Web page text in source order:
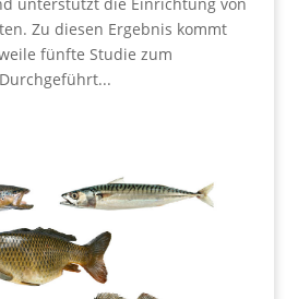
Zu diesen Ergebnis kommt
fünfte Studie zum